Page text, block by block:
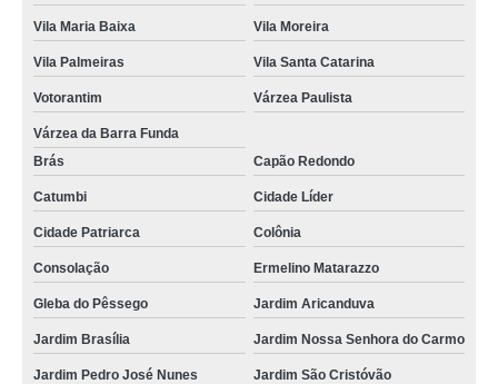
Vila Maria Baixa Vila Moreira
Vila Palmeiras Vila Santa Catarina
Votorantim Várzea Paulista
Várzea da Barra Funda
Brás
Capão Redondo
Catumbi Cidade Líder
Cidade Patriarca Colônia
Consolação Ermelino Matarazzo
Gleba do Pêssego Jardim Aricanduva
Jardim Brasília Jardim Nossa Senhora do Carmo
Jardim Pedro José Nunes Jardim São Cristóvão